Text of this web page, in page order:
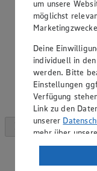
um unsere
möglichst
Deine
individuell in
werden. Bitte
Einstellungen
Verfügung
Link zu den
unserer
mehr über
Verarbeitung
USA durch